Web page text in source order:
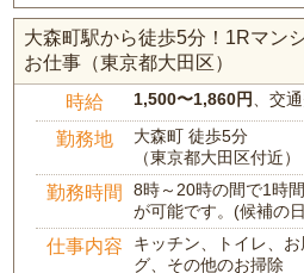
大森町駅から徒歩5分！1Rマン
お仕事（東京都大田区）
時給 1,500〜1,860円、交
勤務地
大森町 徒歩5分
（東京都大田区付近）
勤務時間
8時～20時の間で1時
が可能です。(候補の
仕事内容
キッチン、トイレ、
グ、その他のお掃除